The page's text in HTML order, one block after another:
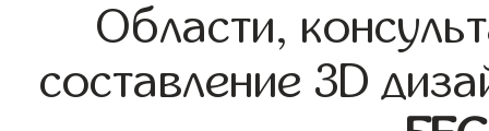
Области,
составление 3D